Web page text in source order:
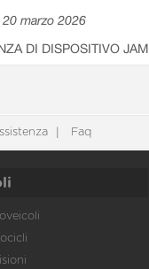
marzo 2026
DI DISPOSITIVO
Faq